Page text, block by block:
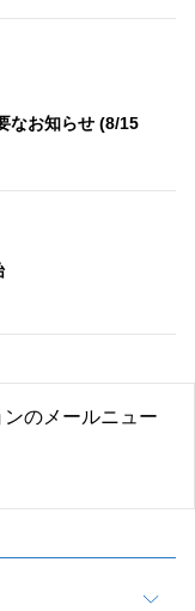
なお知らせ (8/15
のメールニュー